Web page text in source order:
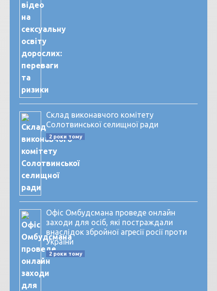
Склад виконавчого комітету
Солотвинської селищної ради
2 роки тому
Офіс Омбудсмана проведе онлайн
заходи для осіб, які постраждали
внаслідок збройної агресії росії проти
України
2 роки тому